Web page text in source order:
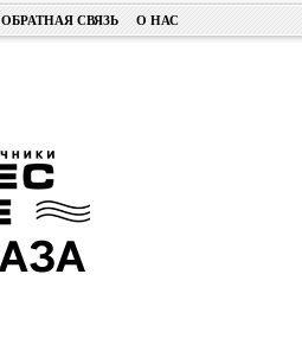
ОБРАТНАЯ СВЯЗЬ О НАС